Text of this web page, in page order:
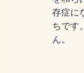
存症に
ちです
ん。